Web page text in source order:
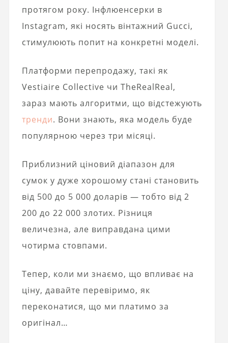
протягом року. Інфлюенсерки в
Instagram, які носять вінтажний Gucci,
стимулюють попит на конкретні моделі.
Платформи перепродажу, такі як
Vestiaire Collective чи TheRealReal,
зараз мають алгоритми, що відстежують
тренди. Вони знають, яка модель буде
популярною через три місяці.
Приблизний ціновий діапазон для
сумок у дуже хорошому стані становить
від 500 до 5 000 доларів — тобто від 2
200 до 22 000 злотих. Різниця
величезна, але виправдана цими
чотирма стовпами.
Тепер, коли ми знаємо, що впливає на
ціну, давайте перевіримо, як
переконатися, що ми платимо за
оригінал…